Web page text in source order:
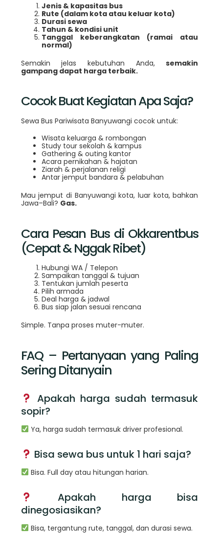
Jenis & kapasitas bus
Rute (dalam kota atau keluar kota)
Durasi sewa
Tahun & kondisi unit
Tanggal keberangkatan (ramai atau
normal)
Semakin jelas kebutuhan Anda,semakin
gampang dapat harga terbaik.
Cocok Buat Kegiatan Apa Saja?
Sewa Bus Pariwisata Banyuwangi cocok untuk:
Wisata keluarga & rombongan
Study tour sekolah & kampus
Gathering & outing kantor
Acara pernikahan & hajatan
Ziarah & perjalanan religi
Antar jemput bandara & pelabuhan
Mau jemput di Banyuwangi kota, luar kota, bahkan
Jawa–Bali? Gas.
Cara Pesan Bus di Okkarentbus
(Cepat & Nggak Ribet)
Hubungi WA / Telepon
Sampaikan tanggal & tujuan
Tentukan jumlah peserta
Pilih armada
Deal harga & jadwal
Bus siap jalan sesuai rencana
Simple. Tanpa proses muter-muter.
FAQ – Pertanyaan yang Paling
Sering Ditanyain
Apakah harga sudah termasuk
sopir?
Ya, harga sudah termasuk driver profesional.
Bisa sewa bus untuk 1 hari saja?
Bisa. Full day atau hitungan harian.
Apakah harga bisa
dinegosiasikan?
Bisa, tergantung rute, tanggal, dan durasi sewa.